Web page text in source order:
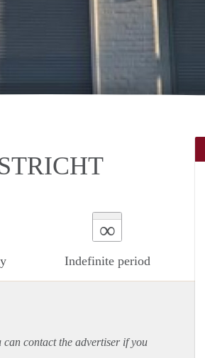
∞
Indefinite period
contact the advertiser if you